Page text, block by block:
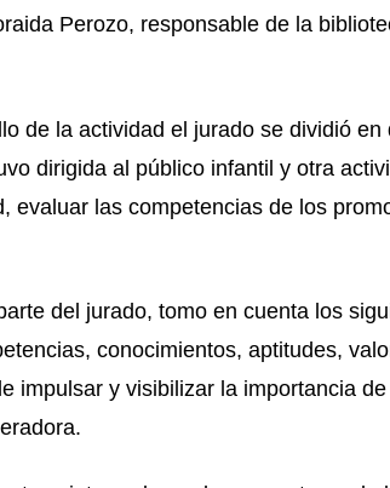
Perozo, responsable de la
de la actividad el jurado se dividió
dirigida al público infantil y otra
evaluar las competencias de los
del jurado, tomo en cuenta los
conocimientos, aptitudes,
impulsar y visibilizar la importancia